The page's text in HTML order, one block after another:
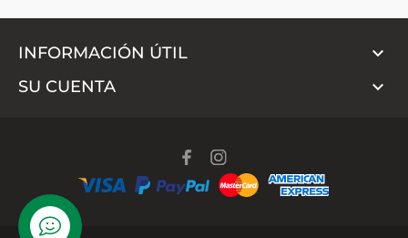
INFORMACIÓN ÚTIL 
SU CUENTA 